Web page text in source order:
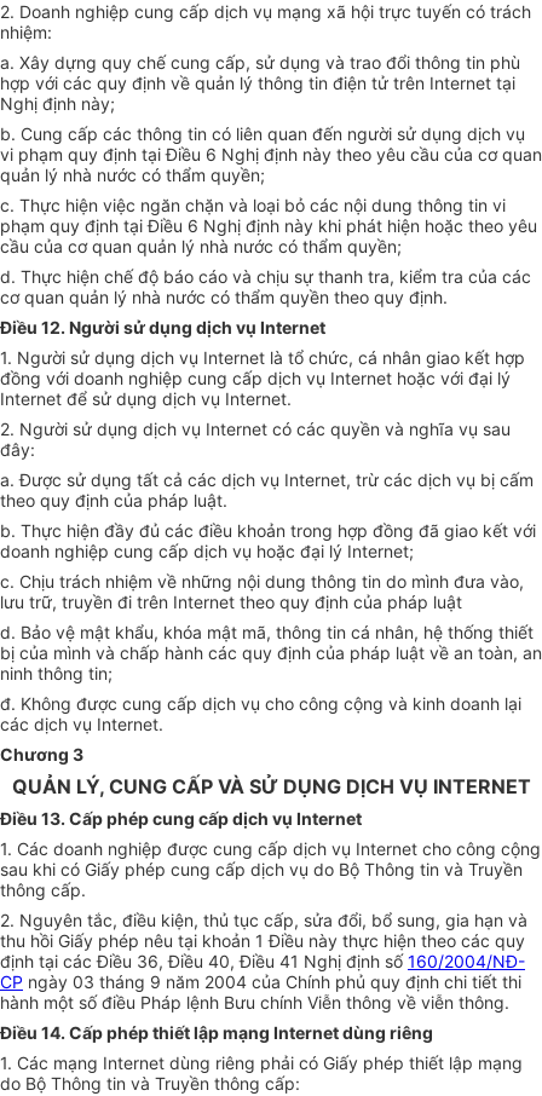
2. Doanh nghiệp cung cấp dịch vụ mạng xã hội trực tuyến có trách
nhiệm:
a. Xây dựng quy chế cung cấp, sử dụng và trao đổi thông tin phù
hợp với các quy định về quản lý thông tin điện tử trên Internet tại
Nghị định này;
b. Cung cấp các thông tin có liên quan đến người sử dụng dịch vụ
vi phạm quy định tại Điều 6 Nghị định này theo yêu cầu của cơ quan
quản lý nhà nước có thẩm quyền;
c. Thực hiện việc ngăn chặn và loại bỏ các nội dung thông tin vi
phạm quy định tại Điều 6 Nghị định này khi phát hiện hoặc theo yêu
cầu của cơ quan quản lý nhà nước có thẩm quyền;
d. Thực hiện chế độ báo cáo và chịu sự thanh tra, kiểm tra của các
cơ quan quản lý nhà nước có thẩm quyền theo quy định.
Điều 12. Người sử dụng dịch vụ Internet
1. Người sử dụng dịch vụ Internet là tổ chức, cá nhân giao kết hợp
đồng với doanh nghiệp cung cấp dịch vụ Internet hoặc với đại lý
Internet để sử dụng dịch vụ Internet.
2. Người sử dụng dịch vụ Internet có các quyền và nghĩa vụ sau
đây:
a. Được sử dụng tất cả các dịch vụ Internet, trừ các dịch vụ bị cấm
theo quy định của pháp luật.
b. Thực hiện đầy đủ các điều khoản trong hợp đồng đã giao kết với
doanh nghiệp cung cấp dịch vụ hoặc đại lý Internet;
c. Chịu trách nhiệm về những nội dung thông tin do mình đưa vào,
lưu trữ, truyền đi trên Internet theo quy định của pháp luật
d. Bảo vệ mật khẩu, khóa mật mã, thông tin cá nhân, hệ thống thiết
bị của mình và chấp hành các quy định của pháp luật về an toàn, an
ninh thông tin;
đ. Không được cung cấp dịch vụ cho công cộng và kinh doanh lại
các dịch vụ Internet.
Chương 3
QUẢN LÝ, CUNG CẤP VÀ SỬ DỤNG DỊCH VỤ INTERNET
Điều 13. Cấp phép cung cấp dịch vụ Internet
1. Các doanh nghiệp được cung cấp dịch vụ Internet cho công cộng
sau khi có Giấy phép cung cấp dịch vụ do Bộ Thông tin và Truyền
thông cấp.
2. Nguyên tắc, điều kiện, thủ tục cấp, sửa đổi, bổ sung, gia hạn và
thu hồi Giấy phép nêu tại khoản 1 Điều này thực hiện theo các quy
định tại các Điều 36, Điều 40, Điều 41 Nghị định số160/2004/NĐ-
CP ngày 03 tháng 9 năm 2004 của Chính phủ quy định chi tiết thi
hành một số điều Pháp lệnh Bưu chính Viễn thông về viễn thông.
Điều 14. Cấp phép thiết lập mạng Internet dùng riêng
1. Các mạng Internet dùng riêng phải có Giấy phép thiết lập mạng
do Bộ Thông tin và Truyền thông cấp: